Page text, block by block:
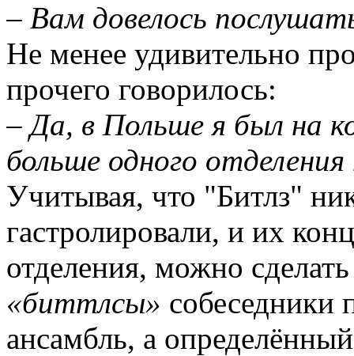
– Вам довелось
Не менее удивительно
прочего говорилось:
– Да, в Польше я был на
больше одного
Учитывая, что "Битлз"
гастролировали, и их
отделения, можно
«биттлсы» собеседники
ансамбль, а